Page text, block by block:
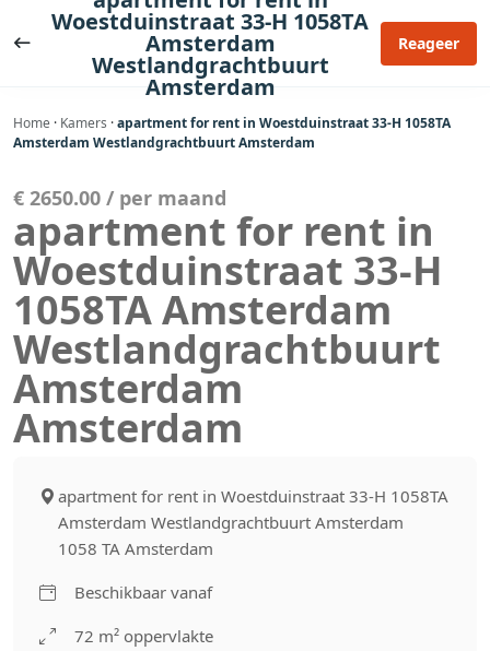
naar
Woestduinstraat 33-H 1058TA
Amsterdam
Westlandgrachtbuurt
Amsterdam
Reageer
Home · Kamers ·apartment for rent in Woestduinstraat 33-H 1058TA
Amsterdam Westlandgrachtbuurt Amsterdam
€ 2650.00 / per maand
apartment for rent in
Woestduinstraat 33-H
1058TA Amsterdam
Westlandgrachtbuurt
Amsterdam
Amsterdam
apartment for rent in Woestduinstraat 33-H 1058TA
Amsterdam Westlandgrachtbuurt Amsterdam
1058 TA Amsterdam
Beschikbaar vanaf
72 m² oppervlakte